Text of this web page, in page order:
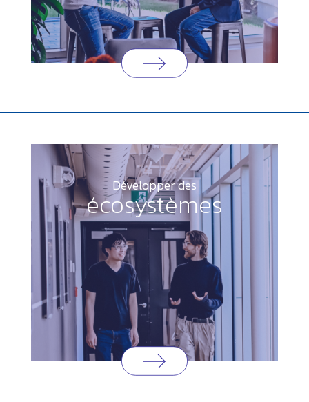
Développer des
écosystèmes